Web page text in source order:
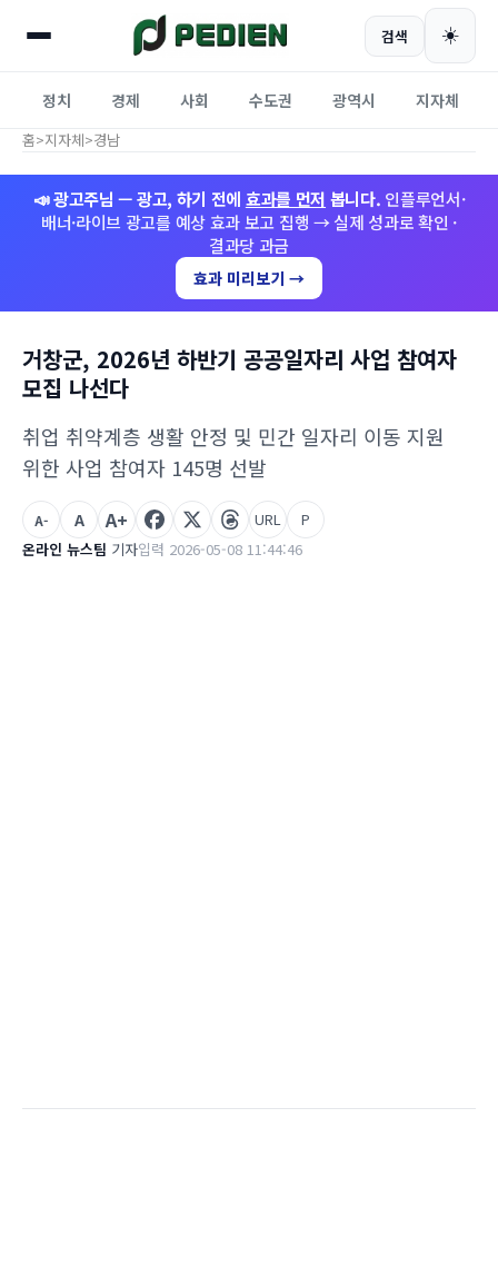
검색 ☀️
정치 경제 사회 수도권 광역시 지자체
홈>지자체>경남
📣 광고주님 — 광고, 하기 전에 효과를 먼저 봅니다. 인플루언서·
배너·라이브 광고를 예상 효과 보고 집행 → 실제 성과로 확인 ·
결과당 과금
효과 미리보기 →
거창군, 2026년 하반기 공공일자리 사업 참여자
모집 나선다
취업 취약계층 생활 안정 및 민간 일자리 이동 지원
위한 사업 참여자 145명 선발
온라인 뉴스팀 기자입력 2026-05-08 11:44:46
A- A A+ URL P